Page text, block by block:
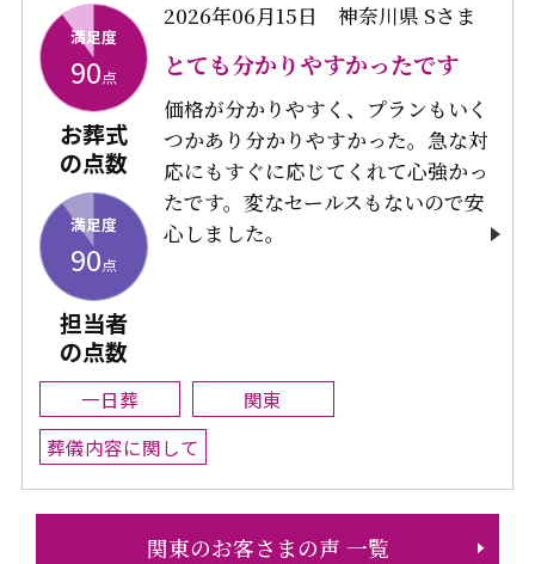
満足度
90点
お葬式
の点数
満足度
90点
担当者
の点数
2026年06月15日 神奈川県 Sさま
とても分かりやすかったです
価格が分かりやすく、プランもいく
つかあり分かりやすかった。急な対
応にもすぐに応じてくれて心強かっ
たです。変なセールスもないので安
心しました。
一日葬
関東
葬儀内容に関して
関東のお客さまの声 一覧